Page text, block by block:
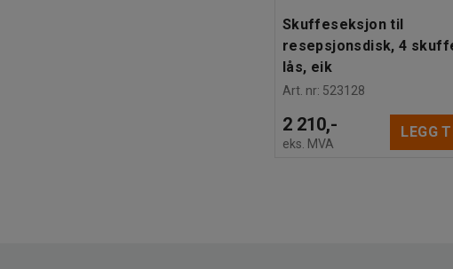
Skuffeseksjon til
resepsjonsdisk, 4
lås, eik
Art. nr: 523128
2 210,-
eks. MVA
LEGG